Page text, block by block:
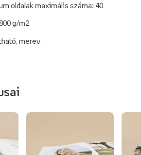
oldalak maximális száma: 40
g/m2
merev